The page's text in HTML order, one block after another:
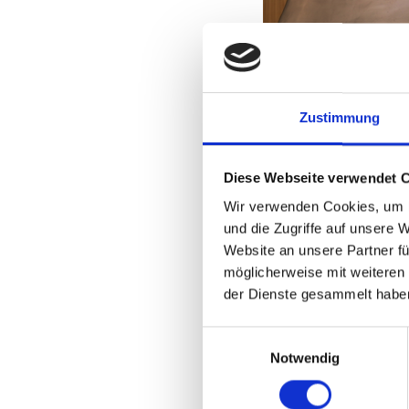
Zustimmung
Diese Webseite verwendet
Wir verwenden Cookies,
und die Zugriffe auf unsere
Website an unsere Partner
möglicherweise mit
der Dienste gesammelt
Notwendig
Das Finanzgericht
Anwälten eingeht,
angeschlossenen
der Gesellschaft
fehlende
Einkünfte der
werden und daher
dass ohne
werden kann, dass